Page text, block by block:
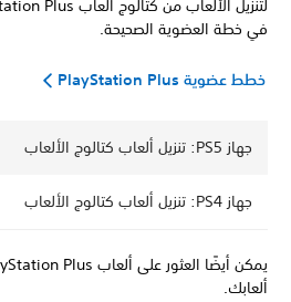
في خطة العضوية الصحيحة.
خطط عضوية PlayStation Plus
جهاز PS5: تنزيل ألعاب كتالوج الألعاب
جهاز PS4: تنزيل ألعاب كتالوج الألعاب
ألعابك.